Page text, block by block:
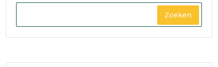
Zoeken